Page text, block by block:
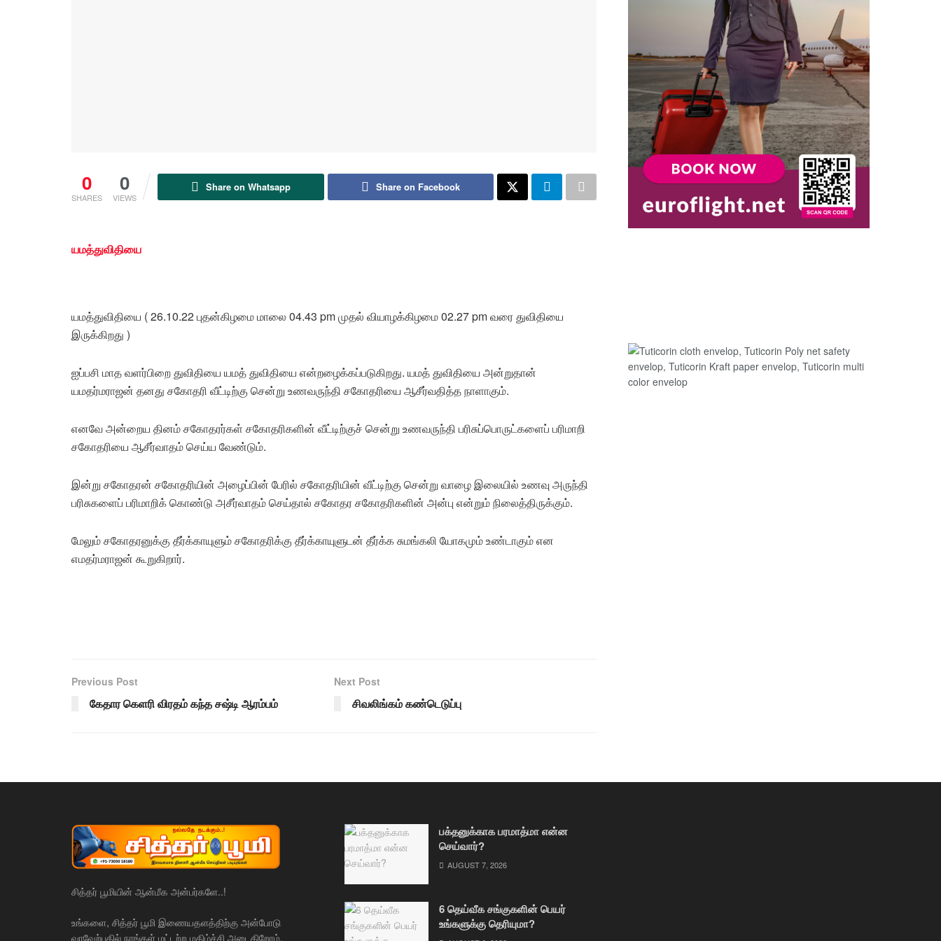
0
SHARES
0
VIEWS
Share on Whatsapp Share on Facebook
யமத்துவிதியை
யமத்துவிதியை ( 26.10.22 புதன்கிழமை மாலை 04.43 pm முதல் வியாழக்கிழமை 02.27 pm வரை துவிதியை
இருக்கிறது )
ஐப்பசி மாத வளர்பிறை துவிதியை யமத் துவிதியை என்றழைக்கப்படுகிறது. யமத் துவிதியை அன்றுதான்
யமதர்மராஜன் தனது சகோதரி வீட்டிற்கு சென்று உணவருந்தி சகோதரியை ஆசீர்வதித்த நாளாகும்.
எனவே அன்றைய தினம் சகோதரர்கள் சகோதரிகளின் வீட்டிற்குச் சென்று உணவருந்தி பரிசுப்பொருட்களைப் பரிமாறி
சகோதரியை ஆசீர்வாதம் செய்ய வேண்டும்.
இன்று சகோதரன் சகோதரியின் அழைப்பின் பேரில் சகோதரியின் வீட்டிற்கு சென்று வாழை இலையில் உணவு அருந்தி
பரிசுகளைப் பரிமாறிக் கொண்டு அசீர்வாதம் செய்தால் சகோதர சகோதரிகளின் அன்பு என்றும் நிலைத்திருக்கும்.
மேலும் சகோதரனுக்கு தீர்க்காயுளும் சகோதரிக்கு தீர்க்காயுளுடன் தீர்க்க சுமங்கலி யோகமும் உண்டாகும் என
எமதர்மராஜன் கூறுகிறார்.
Previous Post
கேதார கெளரி விரதம் கந்த சஷ்டி ஆரம்பம்
Next Post
சிவலிங்கம் கண்டெடுப்பு
சித்தர் பூமியின் ஆன்மீக அன்பர்களே..!
உங்களை, சித்தர் பூமி இணையதளத்திற்கு அன்போடு
வரவேற்பதில் நாங்கள் மட்டற்ற மகிழ்ச்சி அடைகிறோம்.
பக்தனுக்காக பரமாத்மா என்ன
செய்வார்?
AUGUST 7, 2026
6 தெய்வீக சங்குகளின் பெயர்
உங்களுக்கு தெரியுமா?